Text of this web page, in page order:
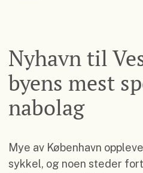
Nyhavn til
byens mest
nabolag
Mye av København
sykkel, og noen steder